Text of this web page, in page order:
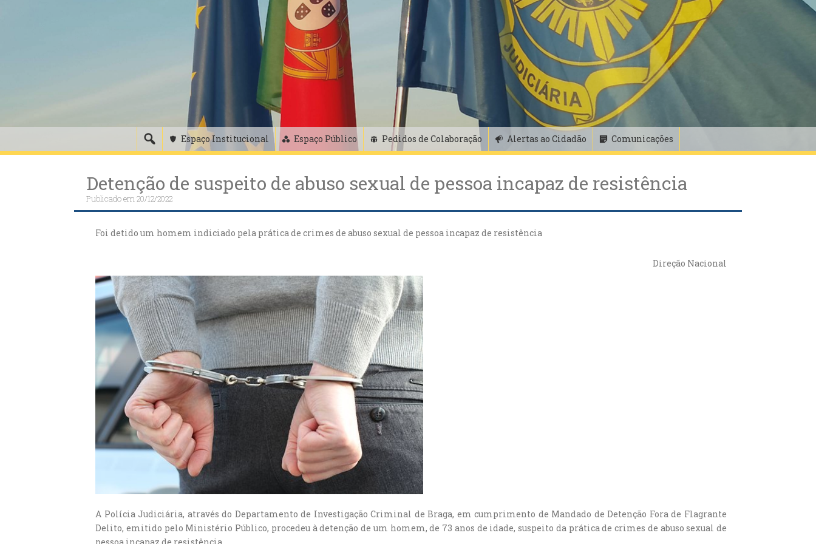
Espaço Institucional Espaço Público Pedidos de Colaboração Alertas ao Cidadão Comunicações
Detenção de suspeito de abuso sexual de pessoa incapaz de resistência
Publicado em20/12/2022
Foi detido um homem indiciado pela prática de crimes de abuso sexual de pessoa incapaz de resistência
Direção Nacional
A Polícia Judiciária, através do Departamento de Investigação Criminal de Braga, em cumprimento de Mandado de Detenção Fora de Flagrante
Delito, emitido pelo Ministério Público, procedeu à detenção de um homem, de 73 anos de idade, suspeito da prática de crimes de abuso sexual de